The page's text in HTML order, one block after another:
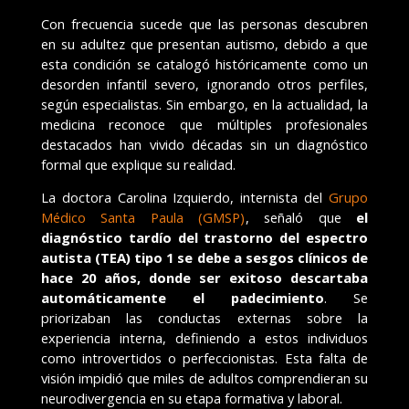
Con frecuencia sucede que las personas descubren
en su adultez que presentan autismo, debido a que
esta condición se catalogó históricamente como un
desorden infantil severo, ignorando otros perfiles,
según especialistas. Sin embargo, en la actualidad, la
medicina reconoce que múltiples profesionales
destacados han vivido décadas sin un diagnóstico
formal que explique su realidad.
La doctora Carolina Izquierdo, internista delGrupo
Médico Santa Paula (GMSP), señaló que el
diagnóstico tardío del trastorno del espectro
autista (TEA) tipo 1 se debe a sesgos clínicos de
hace 20 años, donde ser exitoso descartaba
automáticamente el padecimiento. Se
priorizaban las conductas externas sobre la
experiencia interna, definiendo a estos individuos
como introvertidos o perfeccionistas. Esta falta de
visión impidió que miles de adultos comprendieran su
neurodivergencia en su etapa formativa y laboral.